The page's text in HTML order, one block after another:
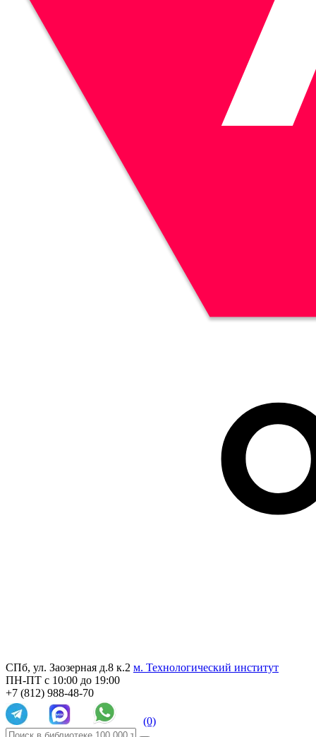
СПб, ул. Заозерная д.8 к.2 м. Технологический институт
ПН-ПТ с 10:00 до 19:00
+7 (812) 988-48-70
(0)